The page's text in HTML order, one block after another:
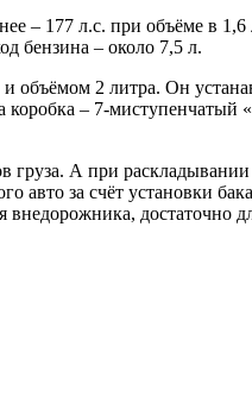
– 177 л.с. при объёме в
бензина – около 7,5 л.
2 литра. Он
– 7-
груза. А при
авто за счёт установки
достаточно